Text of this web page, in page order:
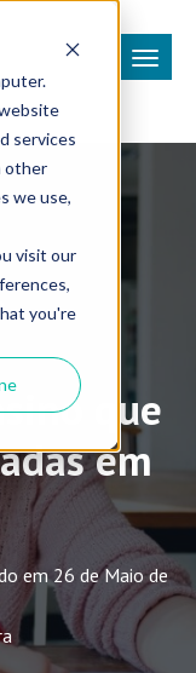
services
other
we use,
visit our
you're
que
em
em 26 de Maio de